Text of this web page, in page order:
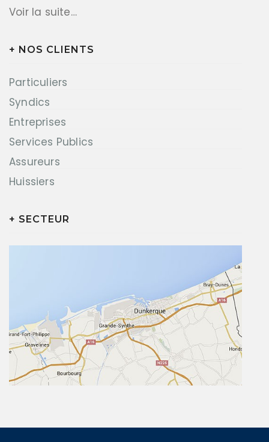
Voir la suite…
+ NOS CLIENTS
Particuliers
Syndics
Entreprises
Services Publics
Assureurs
Huissiers
+ SECTEUR